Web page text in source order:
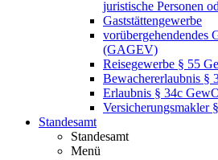
juristische Personen
Gaststättengewerbe
vorübergehendendes
(GAGEV)
Reisegewerbe § 55
Bewachererlaubnis §
Erlaubnis § 34c
Versicherungsmakler
Standesamt
Standesamt
Menü